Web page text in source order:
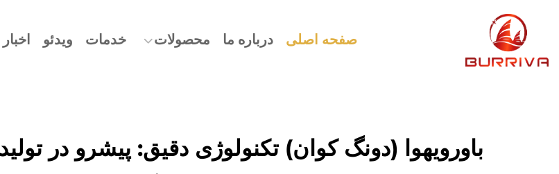
صفحه اصلی درباره ما محصولات خدمات ویدئو اخبار
باورویهوا (دونگ کوان) تکنولوژی دقیق: پیشرو در